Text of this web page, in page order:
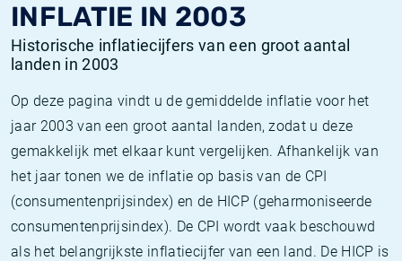
INFLATIE IN 2003
Historische inflatiecijfers van een groot aantal
landen in 2003
Op deze pagina vindt u de gemiddelde inflatie voor het
jaar 2003 van een groot aantal landen, zodat u deze
gemakkelijk met elkaar kunt vergelijken. Afhankelijk van
het jaar tonen we de inflatie op basis van de CPI
(consumentenprijsindex) en de HICP (geharmoniseerde
consumentenprijsindex). De CPI wordt vaak beschouwd
als het belangrijkste inflatiecijfer van een land. De HICP is